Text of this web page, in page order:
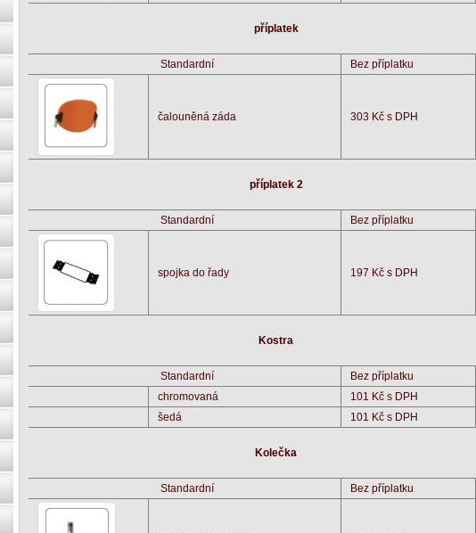
příplatek
Standardní Bez příplatku
čalouněná záda 303 Kč s DPH
příplatek 2
Standardní Bez příplatku
spojka do řady 197 Kč s DPH
Kostra
Standardní
Bez příplatku
chromovaná
101 Kč s DPH
šedá
101 Kč s DPH
Kolečka
Standardní Bez příplatku